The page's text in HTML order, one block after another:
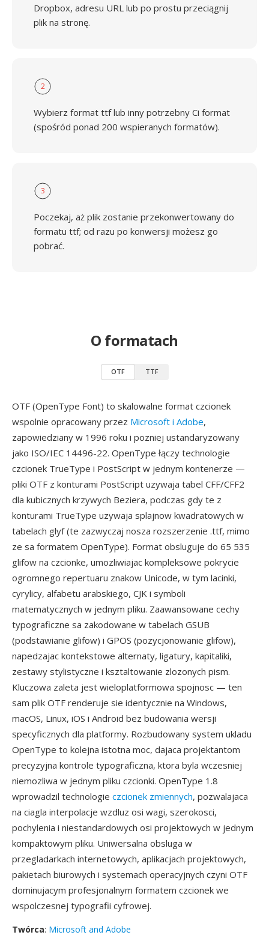
Dropbox, adresu URL lub po prostu przeciągnij
plik na stronę.
2
Wybierz format ttf lub inny potrzebny Ci format
(spośród ponad 200 wspieranych formatów).
3
Poczekaj, aż plik zostanie przekonwertowany do
formatu ttf; od razu po konwersji możesz go
pobrać.
O formatach
OTF TTF
OTF (OpenType Font) to skalowalne format czcionek
wspolnie opracowany przez Microsoft i Adobe,
zapowiedziany w 1996 roku i pozniej ustandaryzowany
jako ISO/IEC 14496-22. OpenType łączy technologie
czcionek TrueType i PostScript w jednym kontenerze —
pliki OTF z konturami PostScript uzywaja tabel CFF/CFF2
dla kubicznych krzywych Beziera, podczas gdy te z
konturami TrueType uzywaja splajnow kwadratowych w
tabelach glyf (te zazwyczaj nosza rozszerzenie .ttf, mimo
ze sa formatem OpenType). Format obsluguje do 65 535
glifow na czcionke, umozliwiajac kompleksowe pokrycie
ogromnego repertuaru znakow Unicode, w tym lacinki,
cyrylicy, alfabetu arabskiego, CJK i symboli
matematycznych w jednym pliku. Zaawansowane cechy
typograficzne sa zakodowane w tabelach GSUB
(podstawianie glifow) i GPOS (pozycjonowanie glifow),
napedzajac kontekstowe alternaty, ligatury, kapitaliki,
zestawy stylistyczne i ksztaltowanie zlozonych pism.
Kluczowa zaleta jest wieloplatformowa spojnosc — ten
sam plik OTF renderuje sie identycznie na Windows,
macOS, Linux, iOS i Android bez budowania wersji
specyficznych dla platformy. Rozbudowany system ukladu
OpenType to kolejna istotna moc, dajaca projektantom
precyzyjna kontrole typograficzna, ktora byla wczesniej
niemozliwa w jednym pliku czcionki. OpenType 1.8
wprowadzil technologie czcionek zmiennych, pozwalajaca
na ciagla interpolacje wzdluz osi wagi, szerokosci,
pochylenia i niestandardowych osi projektowych w jednym
kompaktowym pliku. Uniwersalna obsluga w
przegladarkach internetowych, aplikacjach projektowych,
pakietach biurowych i systemach operacyjnych czyni OTF
dominujacym profesjonalnym formatem czcionek we
wspolczesnej typografii cyfrowej.
Twórca: Microsoft and Adobe